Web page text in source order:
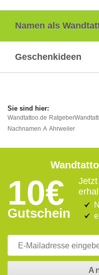
Namen als
Geschenkideen
Wandtattoo.de Ratgeber
Nachnamen A Ahrweiler
10€
Gutschein